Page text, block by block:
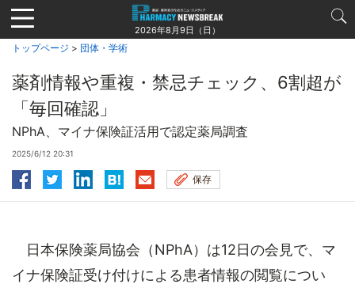
Jump
to
navigation
2026年8月9日（日）
トップページ > 団体・学術
薬剤情報や重複・禁忌チェック、6割超が
「毎回確認」
NPhA、マイナ保険証活用で認定薬局調査
2025/6/12 20:31
保存
日本保険薬局協会（NPhA）は12日の会見で、マ
イナ保険証受け付けによる患者情報の閲覧につい